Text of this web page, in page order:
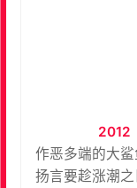
2012
作恶多端的大
扬言要趁涨潮